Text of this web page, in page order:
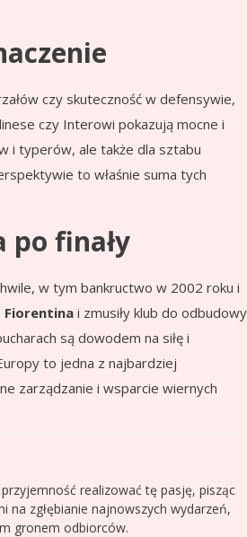
czy skuteczność w defensywie,
czy Interowi pokazują mocne i
i typerów, ale także dla sztabu
to właśnie suma tych
po finały
w tym bankructwo w 2002 roku i
Fiorentina i zmusiły klub do odbudowy
są dowodem na siłę i
to jedna z najbardziej
zarządzanie i wsparcie wiernych
realizować tę pasję, pisząc
zgłębianie najnowszych wydarzeń,
gronem odbiorców.